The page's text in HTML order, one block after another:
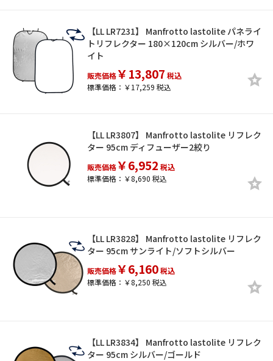
【LL LR7231】 Manfrotto lastolite パネライ
トリフレクター 180×120cm シルバー/ホワ
イト
販売価格￥13,807 税込
標準価格：￥17,259 税込
【LL LR3807】 Manfrotto lastolite リフレク
ター 95cm ディフューザー2絞り
販売価格￥6,952 税込
標準価格：￥8,690 税込
【LL LR3828】 Manfrotto lastolite リフレク
ター 95cm サンライト/ソフトシルバー
販売価格￥6,160税込
標準価格：￥8,250 税込
【LL LR3834】 Manfrotto lastolite リフレク
ター 95cm シルバー/ゴールド